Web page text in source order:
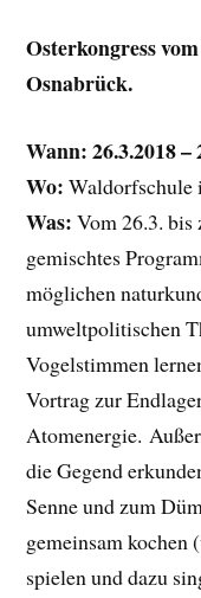
Osterkongress
Osnabrück.
Wann: 26.3.2018 –
Wo: Waldorfschule
Was:Vom 26.3. bis
gemischtes
möglichen
umweltpolitischen
Vogelstimmen
Vortrag zur
Atomenergie.
die Gegend
Senne und zum
gemeinsam kochen
spielen und dazu